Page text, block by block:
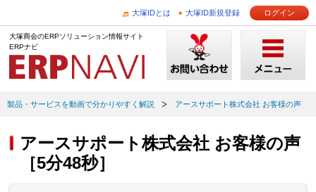
大塚IDとは 大塚ID新規登録 ログイン
大塚商会のERPソリューション情報サイト
ERPナビ
製品・サービスを動画で分かりやすく解説 アースサポート株式会社 お客様の声
アースサポート株式会社 お客様の声
［5分48秒］